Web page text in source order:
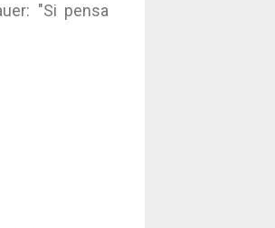
"Si pensa